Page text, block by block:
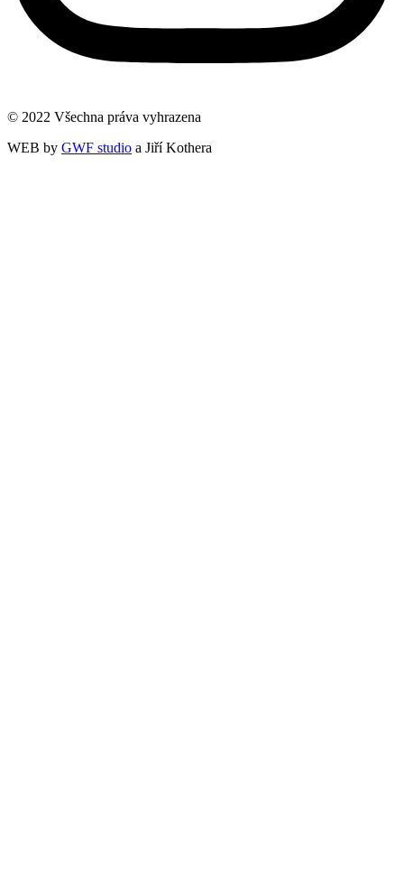
© 2022 Všechna práva vyhrazena
WEB by GWF studio a Jiří Kothera